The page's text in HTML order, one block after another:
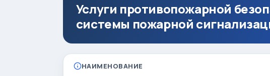
Услуги противопожарной
системы пожарной
НАИМЕНОВАНИЕ